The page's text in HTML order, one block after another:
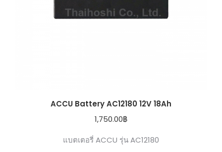
ACCU Battery AC12180 12V 18Ah
1,750.00฿
แบตเตอรี่ ACCU รุ่น AC12180